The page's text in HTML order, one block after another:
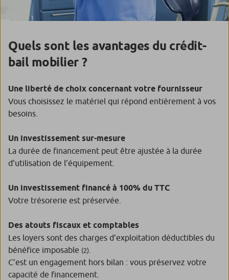
Quels sont les avantages du crédit-
bail mobilier ?
Une liberté de choix concernant votre fournisseur
Vous choisissez le matériel qui répond entièrement à vos
besoins.
Un investissement sur-mesure
La durée de financement peut être ajustée à la durée
d’utilisation de l’équipement.
Un investissement financé à 100% du TTC
Votre trésorerie est préservée.
Des atouts fiscaux et comptables
Les loyers sont des charges d’exploitation déductibles du
bénéfice imposable (2)
C’est un engagement hors bilan : vous préservez votre
capacité de financement.